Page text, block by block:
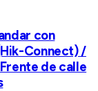
con
Connect) /
de calle